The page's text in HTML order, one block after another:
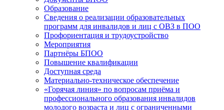
Образование
Сведения о реализации образовательных
программ для инвалидов и лиц с ОВЗ в ПОО
Профориентация и трудоустройство
Мероприятия
Партнёры БПОО
Повышение квалификации
Доступная среда
Материально-техническое обеспечение
«Горячая линия» по вопросам приёма и
профессионального образования инвалидов
молодого возраста и лиц с ограниченными